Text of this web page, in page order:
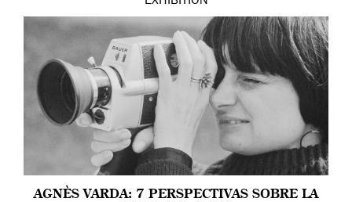
AGNÈS VARDA: 7 PERSPECTIVAS SOBRE LA